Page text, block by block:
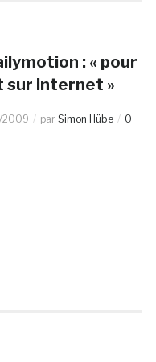
: « pour
internet »
2009 par Simon Hübe
0